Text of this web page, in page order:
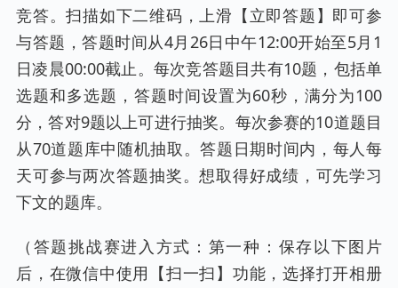
竞答。扫描如下二维码，上滑【立即答题】即可参
与答题，答题时间从4月26日中午12:00开始至5月1
日凌晨00:00截止。每次竞答题目共有10题，包括单
选题和多选题，答题时间设置为60秒，满分为100
分，答对9题以上可进行抽奖。每次参赛的10道题目
从70道题库中随机抽取。答题日期时间内，每人每
天可参与两次答题抽奖。想取得好成绩，可先学习
下文的题库。
（答题挑战赛进入方式：第一种：保存以下图片
后，在微信中使用【扫一扫】功能，选择打开相册